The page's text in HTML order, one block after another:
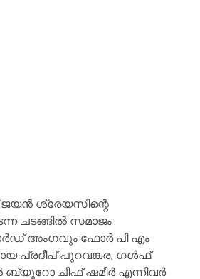
ശ്രേയസിന്റെ
ചടങ്ങിൽ സമാജം
അംഗവും ഫോർ പി എം
പ്രദീപ് പുറവങ്കര, ഗൾഫ്
ചീഫ് ഷമീർ എന്നിവർ